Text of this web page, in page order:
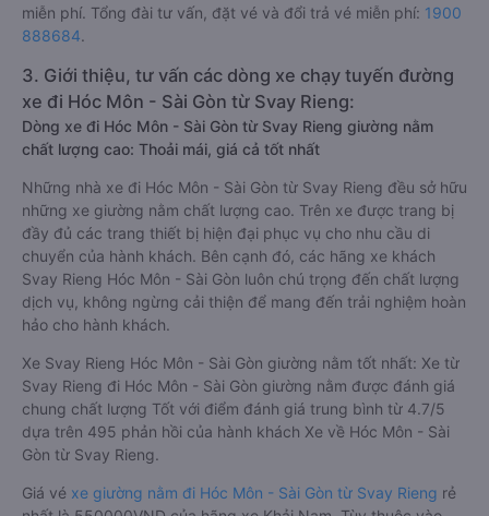
miễn phí. Tổng đài tư vấn, đặt vé và đổi trả vé miễn phí: 1900
888684.
3. Giới thiệu, tư vấn các dòng xe chạy tuyến đường
xe đi Hóc Môn - Sài Gòn từ Svay Rieng:
Dòng xe đi Hóc Môn - Sài Gòn từ Svay Rieng giường nằm
chất lượng cao: Thoải mái, giá cả tốt nhất
Những nhà xe đi Hóc Môn - Sài Gòn từ Svay Rieng đều sở hữu
những xe giường nằm chất lượng cao. Trên xe được trang bị
đầy đủ các trang thiết bị hiện đại phục vụ cho nhu cầu di
chuyển của hành khách. Bên cạnh đó, các hãng xe khách
Svay Rieng Hóc Môn - Sài Gòn luôn chú trọng đến chất lượng
dịch vụ, không ngừng cải thiện để mang đến trải nghiệm hoàn
hảo cho hành khách.
Xe Svay Rieng Hóc Môn - Sài Gòn giường nằm tốt nhất: Xe từ
Svay Rieng đi Hóc Môn - Sài Gòn giường nằm được đánh giá
chung chất lượng Tốt với điểm đánh giá trung bình từ 4.7/5
dựa trên 495 phản hồi của hành khách Xe về Hóc Môn - Sài
Gòn từ Svay Rieng.
Giá vé xe giường nằm đi Hóc Môn - Sài Gòn từ Svay Rieng rẻ